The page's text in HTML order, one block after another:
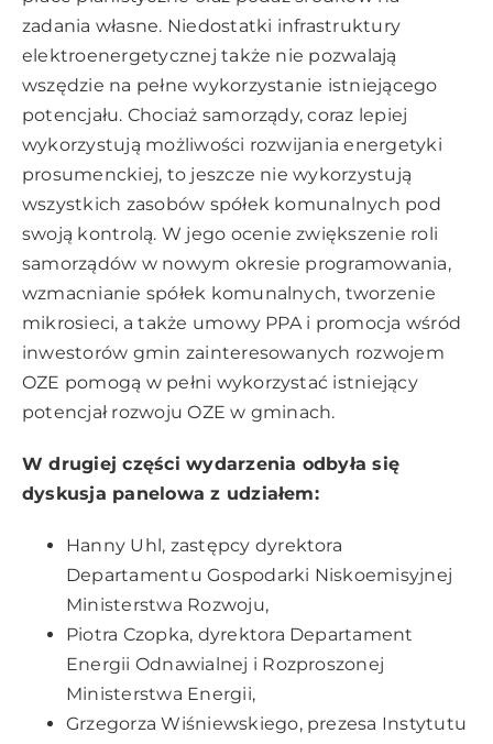
zadania własne. Niedostatki infrastruktury
elektroenergetycznej także nie pozwalają
wszędzie na pełne wykorzystanie istniejącego
potencjału. Chociaż samorządy, coraz lepiej
wykorzystują możliwości rozwijania energetyki
prosumenckiej, to jeszcze nie wykorzystują
wszystkich zasobów spółek komunalnych pod
swoją kontrolą. W jego ocenie zwiększenie roli
samorządów w nowym okresie programowania,
wzmacnianie spółek komunalnych, tworzenie
mikrosieci, a także umowy PPA i promocja wśród
inwestorów gmin zainteresowanych rozwojem
OZE pomogą w pełni wykorzystać istniejący
potencjał rozwoju OZE w gminach.
W drugiej części wydarzenia odbyła się
dyskusja panelowa z udziałem:
Hanny Uhl, zastępcy dyrektora
Departamentu Gospodarki Niskoemisyjnej
Ministerstwa Rozwoju,
Piotra Czopka, dyrektora Departament
Energii Odnawialnej i Rozproszonej
Ministerstwa Energii,
Grzegorza Wiśniewskiego, prezesa Instytutu